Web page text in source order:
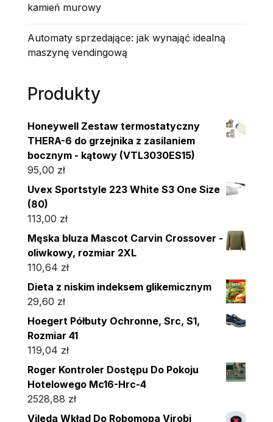
kamień murowy
Automaty sprzedające: jak wynająć idealną
maszynę vendingową
Produkty
Honeywell Zestaw termostatyczny
THERA-6 do grzejnika z zasilaniem
bocznym - kątowy (VTL3030ES15)
95,00 zł
Uvex Sportstyle 223 White S3 One Size
(80)
113,00 zł
Męska bluza Mascot Carvin Crossover -
oliwkowy, rozmiar 2XL
110,64 zł
Dieta z niskim indeksem glikemicznym
29,60 zł
Hoegert Półbuty Ochronne, Src, S1,
Rozmiar 41
119,04 zł
Roger Kontroler Dostępu Do Pokoju
Hotelowego Mc16-Hrc-4
2528,88 zł
Vileda Wkład Do Robomopa Virobi